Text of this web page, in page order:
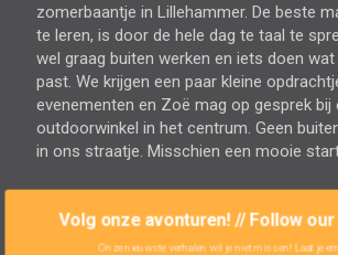
zomerbaantje in Lillehammer. De beste
te leren, is door de hele dag te taal te
wel graag buiten werken en iets doen
past. We krijgen een paar kleine
evenementen en Zoë mag op gesprek bij
outdoorwinkel in het centrum. Geen
in ons straatje. Misschien een mooie
Volg onze avonturen! // Follow
Onze nieuwste verhalen wil je niet missen! Laat je